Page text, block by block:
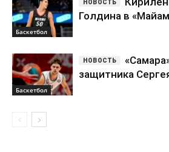
Баскетбол
Голдина в
Баскетбол
защитника